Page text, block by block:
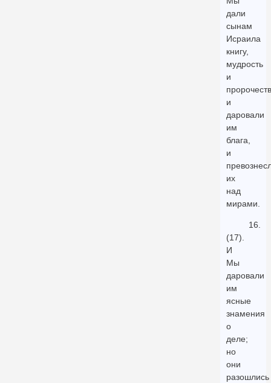
дали
сынам
Исраила
книгу,
мудрость
и
и
даровали
им
блага,
и
их
над
мирами.
16.
(17).
И
Мы
даровали
им
ясные
знамения
о
деле;
но
они
разошлись